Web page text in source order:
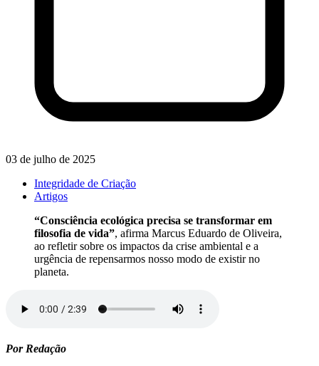
03 de julho de 2025
Integridade de Criação
Artigos
“Consciência ecológica precisa se transformar em
filosofia de vida”, afirma Marcus Eduardo de Oliveira,
ao refletir sobre os impactos da crise ambiental e a
urgência de repensarmos nosso modo de existir no
planeta.
Por Redação